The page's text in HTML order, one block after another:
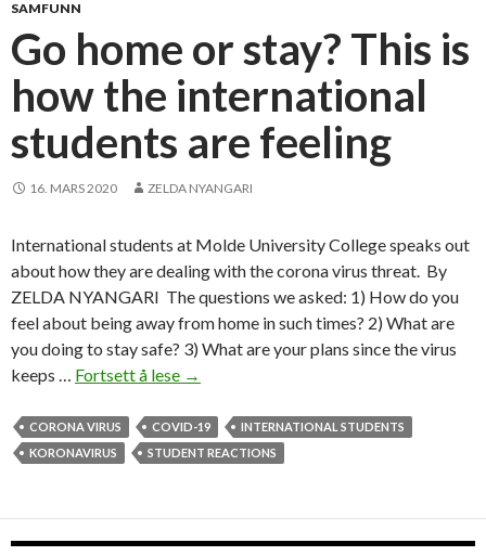
i
SAMFUNN
Go home or stay? This is
how the international
students are feeling
16. MARS 2020 ZELDA NYANGARI
International students at Molde University College speaks out
about how they are dealing with the corona virus threat. By
ZELDA NYANGARI The questions we asked: 1) How do you
feel about being away from home in such times? 2) What are
you doing to stay safe? 3) What are your plans since the virus
keeps … Fortsett å lese G
h
o
→
CORONA VIRUS COVID-19
INTERNATIONAL STUDENTS
KORONAVIRUS
STUDENT REACTIONS